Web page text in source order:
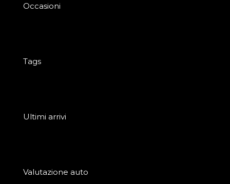
Occasioni
Tags
Ultimi arrivi
Valutazione auto